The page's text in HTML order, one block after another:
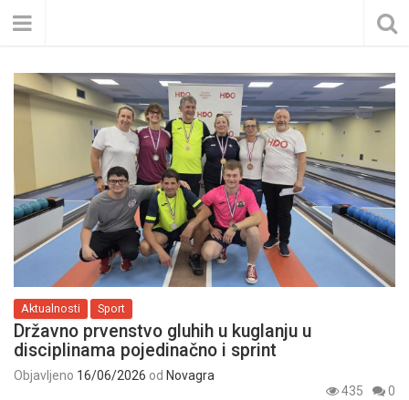
Aktualnosti Sport
Državno prvenstvo gluhih u kuglanju u
disciplinama pojedinačno i sprint
Objavljeno 16/06/2026 od Novagra
435
0